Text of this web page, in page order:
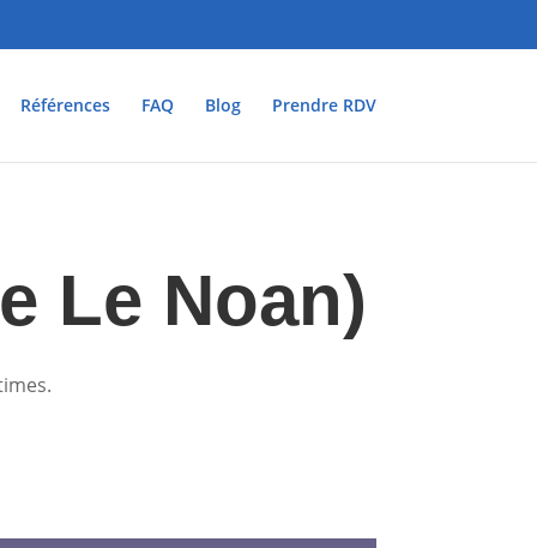
Références FAQ Blog Prendre RDV
Le Noan)